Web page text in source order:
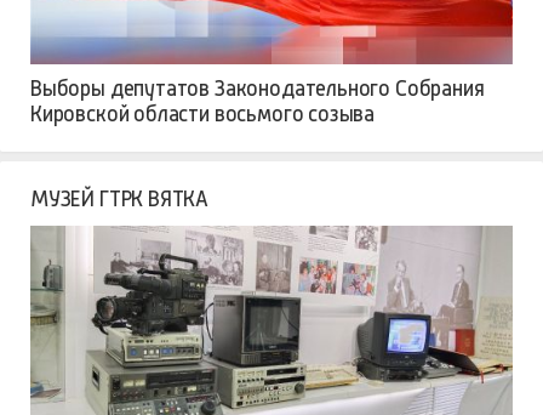
Выборы депутатов Законодательного Собрания
Кировской области восьмого созыва
МУЗЕЙ ГТРК ВЯТКА